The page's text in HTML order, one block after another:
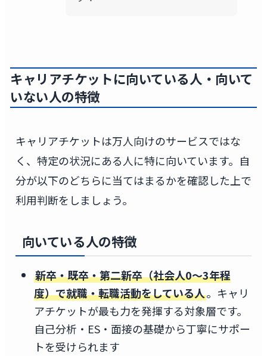
キャリアチケットに向いている人・向いて
いない人の特徴
キャリアチケットは万人向けのサービスではな
く、特定の状況にある人に特に向いています。自
分が以下のどちらに当てはまるかを確認した上で
利用判断をしましょう。
向いている人の特徴
新卒・既卒・第二新卒（社会人0〜3年程
度）で就職・転職活動をしている人。キャリ
アチケットが最も力を発揮する対象層です。
自己分析・ES・面接の基礎から丁寧にサポー
トを受けられます